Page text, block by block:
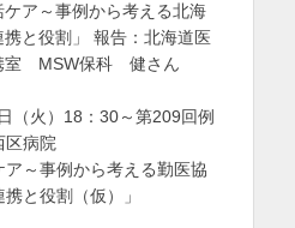
ア～事例から考える北海
と役割」 報告：北海道医
室 MSW保科 健さん
（火）18：30～第209回例
病院
ア～事例から考える勤医協
と役割（仮）」